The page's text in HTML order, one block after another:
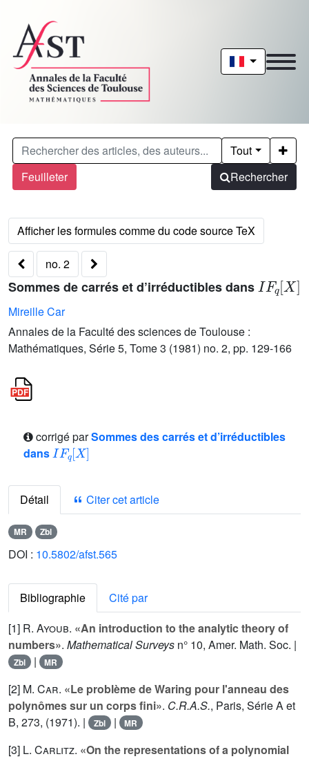
Feuilleter
Tout
Rechercher
no. 2
Sommes de carrés et d’irréductibles dans
X
Mireille Car
Annales de la Faculté des sciences de Toulouse :
Mathématiques, Série 5, Tome 3 (1981) no. 2, pp. 129-166
corrigé parSommes des carrés et d’irréductibles
dans
IFqX
Détail Citer cet article
MR Zbl
DOI : 10.5802/afst.565
Bibliographie
Cité par
[1] R. Ayoub. «An introduction to the analytic theory of
numbers». Mathematical Surveys n° 10, Amer. Math. Soc. |
Zbl | MR
[2] M. Car. «Le problème de Waring pour l'anneau des
polynômes sur un corps fini». C.R.A.S., Paris, Série A et
B, 273, (1971). | Zbl | MR
[3] L. Carlitz. «On the representations of a polynomial